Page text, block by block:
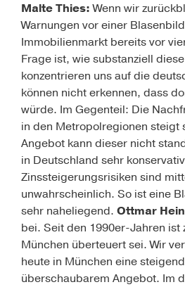
Malte Thies:Wenn wir
Warnungen vor einer
Immobilienmarkt bereits vor
Frage ist, wie substanziell
konzentrieren uns auf die
können nicht erkennen, dass
würde. Im Gegenteil: Die
in den Metropolregionen steigt
Angebot kann dieser nicht
in Deutschland sehr
Zinssteigerungsrisiken sind
unwahrscheinlich. So ist eine
sehr naheliegend. Ottmar
bei. Seit den 1990er-Jahren ist
München überteuert sei. Wir
heute in München eine
überschaubarem Angebot. Im